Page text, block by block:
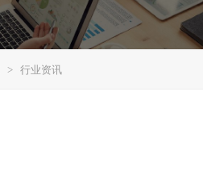
> 行业资讯